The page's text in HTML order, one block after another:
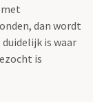
dan wordt
is waar
is